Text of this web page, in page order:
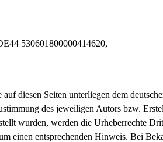
530601800000414620,
diesen Seiten unterliegen dem
des jeweiligen Autors bzw.
wurden, werden die Urheberrechte
einen entsprechenden Hinweis. Bei